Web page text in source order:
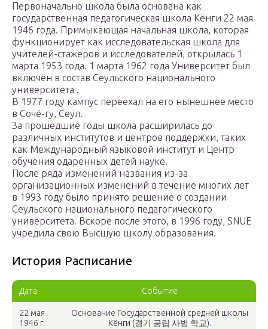
Первоначально школа была основана как
государственная педагогическая школа Кёнги 22 мая
1946 года. Примыкающая начальная школа, которая
функционирует как исследовательская школа для
учителей-стажеров и исследователей, открылась 1
марта 1953 года. 1 марта 1962 года Университет был
включен в состав Сеульского национального
университета .
В 1977 году кампус переехал на его нынешнее место
в Сочё-гу, Сеул.
За прошедшие годы школа расширилась до
различных институтов и центров поддержки, таких
как Международный языковой институт и Центр
обучения одаренных детей науке.
После ряда изменений названия из-за
организационных изменений в течение многих лет
в 1993 году было принято решение о создании
Сеульского национального педагогического
университета. Вскоре после этого, в 1996 году, SNUE
учредила свою Высшую школу образования.
История Расписание
Дата Событие
22 мая
1946 г.
Основание Государственной средней школы
Кёнги (경기 공립 사범 학교).